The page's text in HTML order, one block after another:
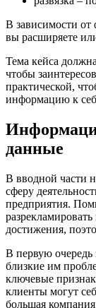
В зависимости
вы расширяете
Тема кейса
чтобы
практической,
информацию к
данные
В вводной части
сферу
предприятия.
достижения,
В первую очередь
близкие им
ключевые
клиенты могут
большая